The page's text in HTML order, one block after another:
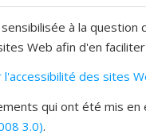
à la
Web afin d'en
l'accessibilité des sites
qui ont été mis
3.0).